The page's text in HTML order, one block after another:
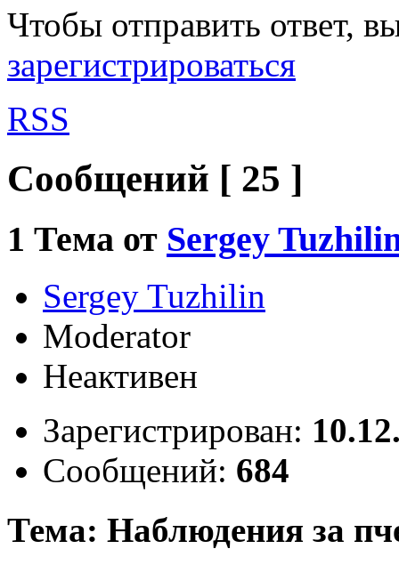
Чтобы отправить ответ,
зарегистрироваться
RSS
Сообщений [ 25 ]
1 Тема от Sergey
Sergey Tuzhilin
Moderator
Неактивен
Зарегистрирован:
Сообщений: 684
Тема: Наблюдения за